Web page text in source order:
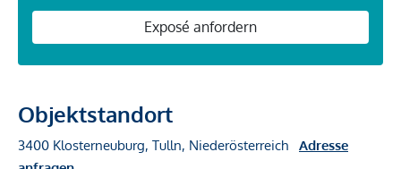
Exposé anfordern
Objektstandort
3400 Klosterneuburg, Tulln, Niederösterreich
Adresse